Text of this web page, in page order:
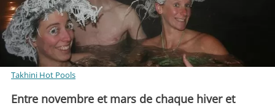
Takhini Hot Pools
Entre novembre et mars de chaque hiver et